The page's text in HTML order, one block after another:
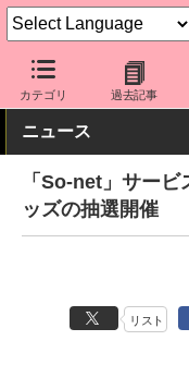
カテゴリ 過去記事
ケータイ Watch 格安ス
ニュース
「So-net」サー
ッズの抽選開催
リスト